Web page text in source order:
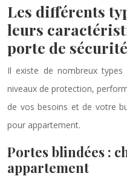
Les différents
leurs
porte de
Il existe de nombreux types
niveaux de protection,
de vos besoins et de votre
pour appartement.
Portes blindées :
appartement